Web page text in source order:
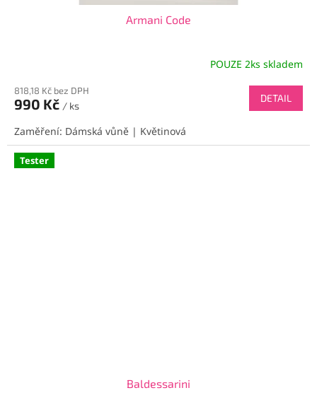
Armani Code
POUZE 2ks skladem
818,18 Kč bez DPH
990 Kč / ks
DETAIL
Zaměření: Dámská vůně | Květinová
Tester
Baldessarini